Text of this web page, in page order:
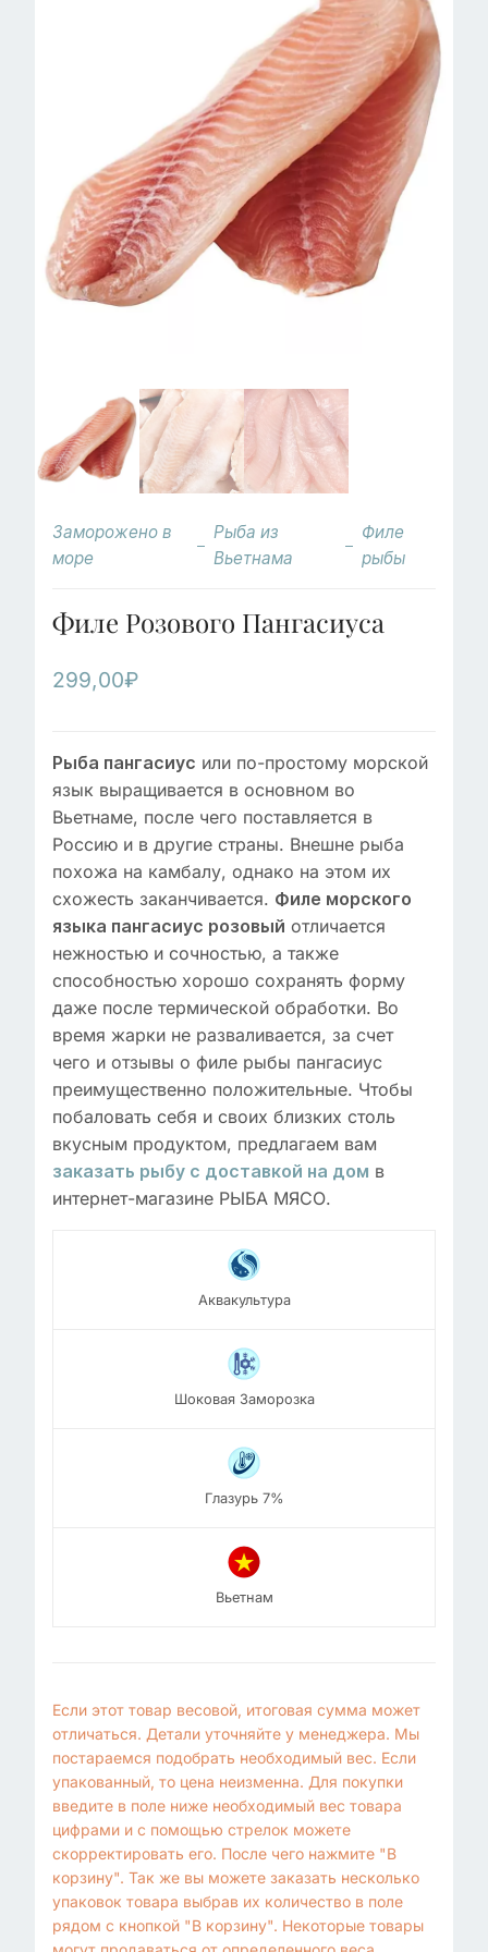
Заморожено в
море
Рыба из
Вьетнама
Филе
рыбы
Филе Розового Пангасиуса
299,00₽
Рыба пангасиус или по-простому морской
язык выращивается в основном во
Вьетнаме, после чего поставляется в
Россию и в другие страны. Внешне рыба
похожа на камбалу, однако на этом их
схожесть заканчивается. Филе морского
языка пангасиус розовый отличается
нежностью и сочностью, а также
способностью хорошо сохранять форму
даже после термической обработки. Во
время жарки не разваливается, за счет
чего и отзывы о филе рыбы пангасиус
преимущественно положительные. Чтобы
побаловать себя и своих близких столь
вкусным продуктом, предлагаем вам
заказать рыбу с доставкой на дом в
интернет-магазине РЫБА МЯСО.
Аквакультура
Шоковая Заморозка
Глазурь 7%
Вьетнам
Если этот товар весовой, итоговая сумма может
отличаться. Детали уточняйте у менеджера. Мы
постараемся подобрать необходимый вес. Если
упакованный, то цена неизменна. Для покупки
введите в поле ниже необходимый вес товара
цифрами и с помощью стрелок можете
скорректировать его. После чего нажмите "В
корзину". Так же вы можете заказать несколько
упаковок товара выбрав их количество в поле
рядом с кнопкой "В корзину". Некоторые товары